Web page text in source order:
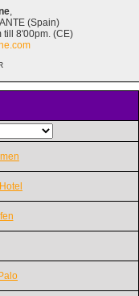
,
(Spain)
till 8'00pm. (CE)